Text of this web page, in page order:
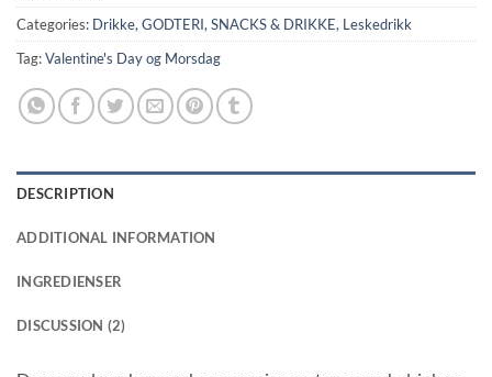
Categories: Drikke, GODTERI, SNACKS & DRIKKE, Leskedrikk
Tag:Valentine's Day og Morsdag
DESCRIPTION
ADDITIONAL INFORMATION
INGREDIENSER
DISCUSSION (2)